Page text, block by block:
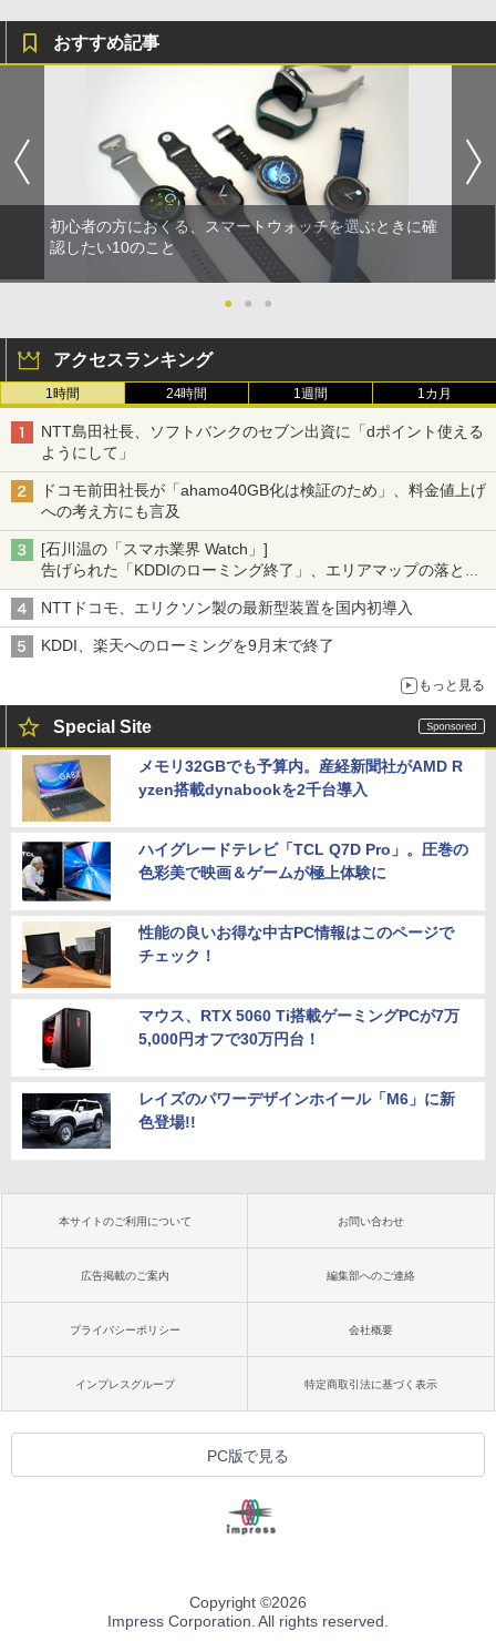
おすすめ記事
初心者の方におくる、スマートウォッチを選ぶときに確
認したい10のこと
● ● ●
アクセスランキング
1時間 24時間 1週間 1カ月
NTT島田社長、ソフトバンクのセブン出資に「dポイント使える
ようにして」
ドコモ前田社長が「ahamo40GB化は検証のため」、料金値上げ
への考え方にも言及
[石川温の「スマホ業界 Watch」]
告げられた「KDDIのローミング終了」、エリアマップの落とし
穴と楽天モバイルの課題
NTTドコモ、エリクソン製の最新型装置を国内初導入
KDDI、楽天へのローミングを9月末で終了
もっと見る
Special Site
メモリ32GBでも予算内。産経新聞社がAMD R
yzen搭載dynabookを2千台導入
ハイグレードテレビ「TCL Q7D Pro」。圧巻の
色彩美で映画＆ゲームが極上体験に
性能の良いお得な中古PC情報はこのページで
チェック！
マウス、RTX 5060 Ti搭載ゲーミングPCが7万
5,000円オフで30万円台！
レイズのパワーデザインホイール「M6」に新
色登場!!
本サイトのご利用について お問い合わせ
広告掲載のご案内 編集部へのご連絡
プライバシーポリシー 会社概要
インプレスグループ 特定商取引法に基づく表示
PC版で見る
Copyright ©2026
Impress Corporation. All rights reserved.